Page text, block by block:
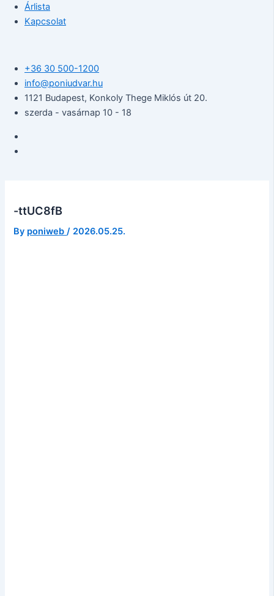
Árlista
Kapcsolat
+36 30 500-1200​
info@poniudvar.hu
1121 Budapest, Konkoly Thege Miklós út 20.
szerda - vasárnap 10 - 18
-ttUC8fB
By poniweb/ 2026.05.25.